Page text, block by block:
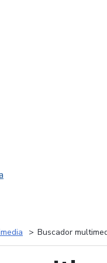
Buscador